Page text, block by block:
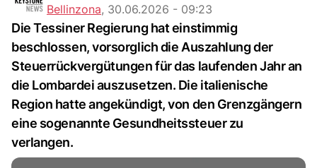
Bellinzona, 30.06.2026 - 09:23
Die Tessiner Regierung hat einstimmig
beschlossen, vorsorglich die Auszahlung der
Steuerrückvergütungen für das laufenden Jahr an
die Lombardei auszusetzen. Die italienische
Region hatte angekündigt, von den Grenzgängern
eine sogenannte Gesundheitssteuer zu
verlangen.